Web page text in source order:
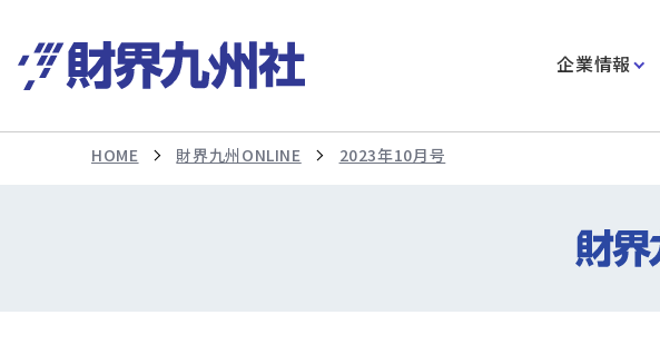
企業情報
HOME 財界九州ONLINE 2023年10月号